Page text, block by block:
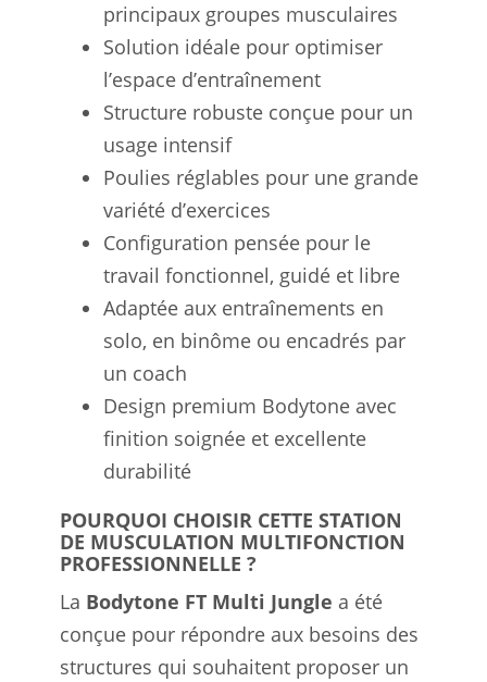
principaux groupes musculaires
Solution idéale pour optimiser
l’espace d’entraînement
Structure robuste conçue pour un
usage intensif
Poulies réglables pour une grande
variété d’exercices
Configuration pensée pour le
travail fonctionnel, guidé et libre
Adaptée aux entraînements en
solo, en binôme ou encadrés par
un coach
Design premium Bodytone avec
finition soignée et excellente
durabilité
POURQUOI CHOISIR CETTE STATION
DE MUSCULATION MULTIFONCTION
PROFESSIONNELLE ?
La Bodytone FT Multi Jungle a été
conçue pour répondre aux besoins des
structures qui souhaitent proposer un